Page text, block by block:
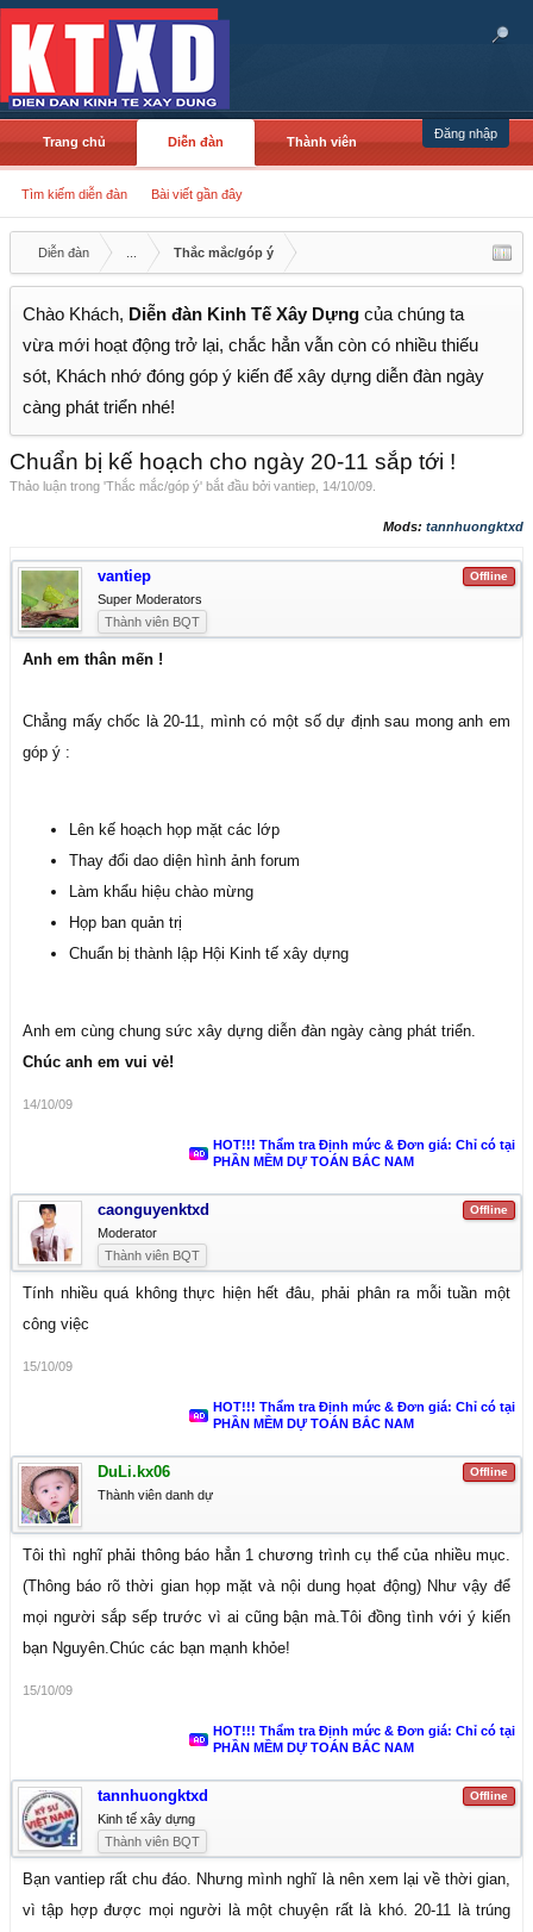
Đăng nhập
Trang chủ Diễn đàn
Tìm kiếm diễn đàn Bài viết gần đây
Thành viên
Diễn đàn Thắc mắc/góp ý
Chào Khách, Diễn đàn Kinh Tế Xây Dựng của chúng ta
vừa mới hoạt động trở lại, chắc hẳn vẫn còn có nhiều thiếu
sót, Khách nhớ đóng góp ý kiến để xây dựng diễn đàn ngày
càng phát triển nhé!
Chuẩn bị kế hoạch cho ngày 20-11 sắp tới !
Thảo luận trong 'Thắc mắc/góp ý' bắt đầu bởi vantiep 14/10/09
Mods: tannhuongktxd
Offline
vantiep
Super Moderators
Thành viên BQT
Anh em thân mến !
Chẳng mấy chốc là 20-11, mình có một số dự định sau mong anh em
góp ý :
Lên kế hoạch họp mặt các lớp
Thay đổi dao diện hình ảnh forum
Làm khẩu hiệu chào mừng
Họp ban quản trị
Chuẩn bị thành lập Hội Kinh tế xây dựng
Anh em cùng chung sức xây dựng diễn đàn ngày càng phát triển.
Chúc anh em vui vẻ!
14/10/09
HOT!!! Thẩm tra Định mức & Đơn giá: Chỉ có tại
PHẦN MỀM DỰ TOÁN BẮC NAM
Offline
caonguyenktxd
Moderator
Thành viên BQT
Tính nhiều quá không thực hiện hết đâu, phải phân ra mỗi tuần một
công việc
15/10/09
HOT!!! Thẩm tra Định mức & Đơn giá: Chỉ có tại
PHẦN MỀM DỰ TOÁN BẮC NAM
Offline
DuLi.kx06
Thành viên danh dự
Tôi thì nghĩ phải thông báo hẳn 1 chương trình cụ thể của nhiều mục.
(Thông báo rõ thời gian họp mặt và nội dung họat động) Như vậy để
mọi người sắp sếp trước vì ai cũng bận mà.Tôi đồng tình với ý kiến
bạn Nguyên.Chúc các bạn mạnh khỏe!
15/10/09
HOT!!! Thẩm tra Định mức & Đơn giá: Chỉ có tại
PHẦN MỀM DỰ TOÁN BẮC NAM
Offline
tannhuongktxd
Kinh tế xây dựng
Thành viên BQT
Bạn vantiep rất chu đáo. Nhưng mình nghĩ là nên xem lại về thời gian,
vì tập hợp được mọi người là một chuyện rất là khó. 20-11 là trúng